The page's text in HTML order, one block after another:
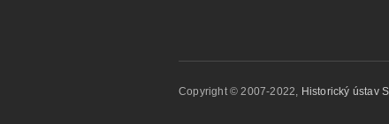
Copyright © 2007-2022, Historický ústav